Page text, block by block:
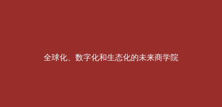
全球化、数字化和生态化的未来商学院